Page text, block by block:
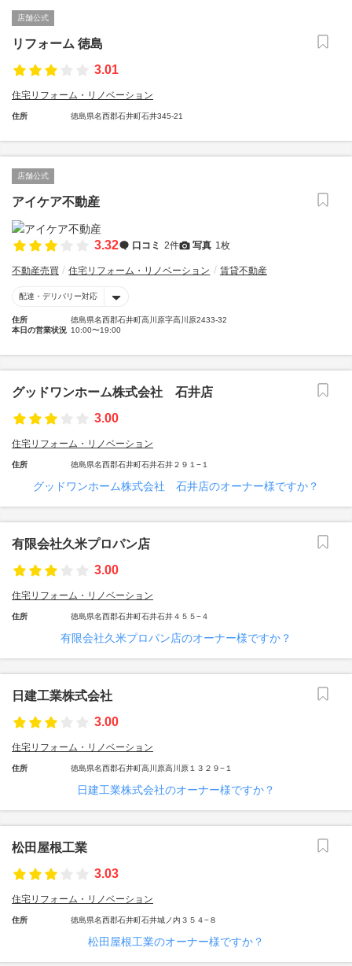
店舗公式
リフォーム 徳島
3.01
住宅リフォーム・リノベーション
住所 徳島県名西郡石井町石井345-21
店舗公式
アイケア不動産
3.32 口コミ 2件 写真 1枚
不動産売買 住宅リフォーム・リノベーション 賃貸不動産
配達・デリバリー対応
住所
徳島県名西郡石井町高川原字高川原2433-32
本日の営業状況 10:00〜19:00
グッドワンホーム株式会社 石井店
3.00
住宅リフォーム・リノベーション
住所 徳島県名西郡石井町石井石井２９１−１
グッドワンホーム株式会社 石井店のオーナー様ですか？
有限会社久米プロパン店
3.00
住宅リフォーム・リノベーション
住所 徳島県名西郡石井町石井石井４５５−４
有限会社久米プロパン店のオーナー様ですか？
日建工業株式会社
3.00
住宅リフォーム・リノベーション
住所 徳島県名西郡石井町高川原高川原１３２９−１
日建工業株式会社のオーナー様ですか？
松田屋根工業
3.03
住宅リフォーム・リノベーション
住所 徳島県名西郡石井町石井城ノ内３５４−８
松田屋根工業のオーナー様ですか？